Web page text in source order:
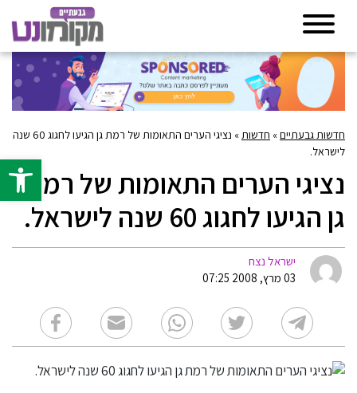
פתח
חדשות גבעתיים» חדשות »
נציגי הערים התאומות של רמת גן הגיעו לחגוג 60 שנה
לישראל.
נציגי הערים התאומות של רמת
גן הגיעו לחגוג 60 שנה לישראל.
ישראל נצח
03 מרץ, 2008 07:25